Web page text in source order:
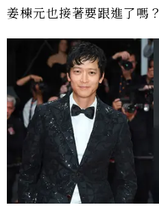
姜棟元也接著要跟進了嗎？